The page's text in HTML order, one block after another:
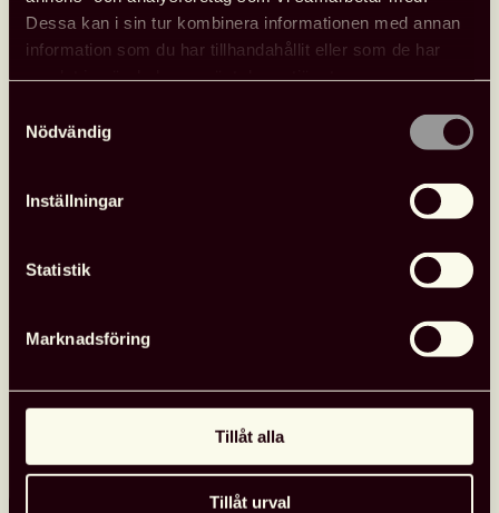
Dessa kan i sin tur kombinera informationen med annan
information som du har tillhandahållit eller som de har
Nödvändig
Inställningar
Statistik
Marknadsföring
Tillåt alla
Tillåt urval
programpunkter i Almedalen
Svensk biblioteksförening anordnade tre programpunkter
under Almedalen med fokus på biblioteksfrågor, bildning och
kultur. Samtalen spelades in och finns tillgängliga att se.